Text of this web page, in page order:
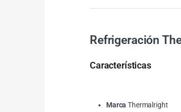
Refrigeración
Características
Marca Thermalright